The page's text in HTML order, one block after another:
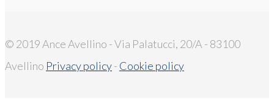
© 2019 Ance Avellino - Via Palatucci, 20/A - 83100
Avellino Privacy policy- Cookie policy